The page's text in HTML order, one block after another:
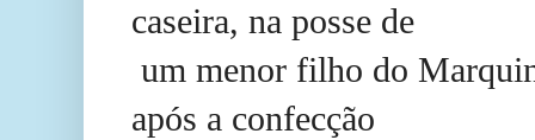
caseira, na posse de
um menor filho do
após a confecção